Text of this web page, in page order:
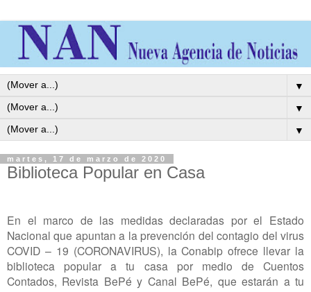
▼
▼
▼
martes, 17 de marzo de 2020
Biblioteca Popular en Casa
En el marco de las medidas declaradas por el Estado
Nacional que apuntan a la prevención del contagio del virus
COVID – 19 (CORONAVIRUS), la Conabip ofrece llevar la
biblioteca popular a tu casa por medio de Cuentos
Contados, Revista BePé y Canal BePé, que estarán a tu